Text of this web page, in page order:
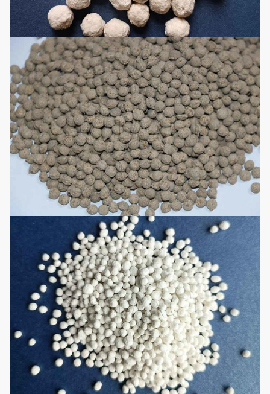
Koelmachine
snel kamertemperatuur kan
bereiken, voldoet aan de
opslagvereisten,en een
continue en ononderbroken
productie bereiken.
Schermmachine
Het wordt voornamelijk
gebruikt voor het scheiden
van eindproducten en
teruggestuurde materialen
en kan ook de indeling van
eindproducten realiseren,
zodat de eindproducten
gelijkmatig worden
ingedeeld.
coatingsysteem
Het wordt voornamelijk
gebruikt voor het
verwijderen van stof van
granulair poeder of
vloeibare coating om
agglomeratie te voorkomen
en de helderheid te
verbeteren.